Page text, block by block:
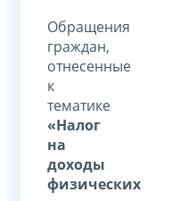
Обращения
граждан,
отнесенные
к
тематике
«Налог
на
доходы
физических